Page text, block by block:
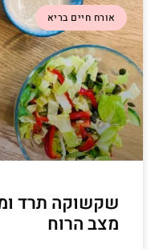
אורח חיים בריא
שקשוקה תרד
מצב הרוח